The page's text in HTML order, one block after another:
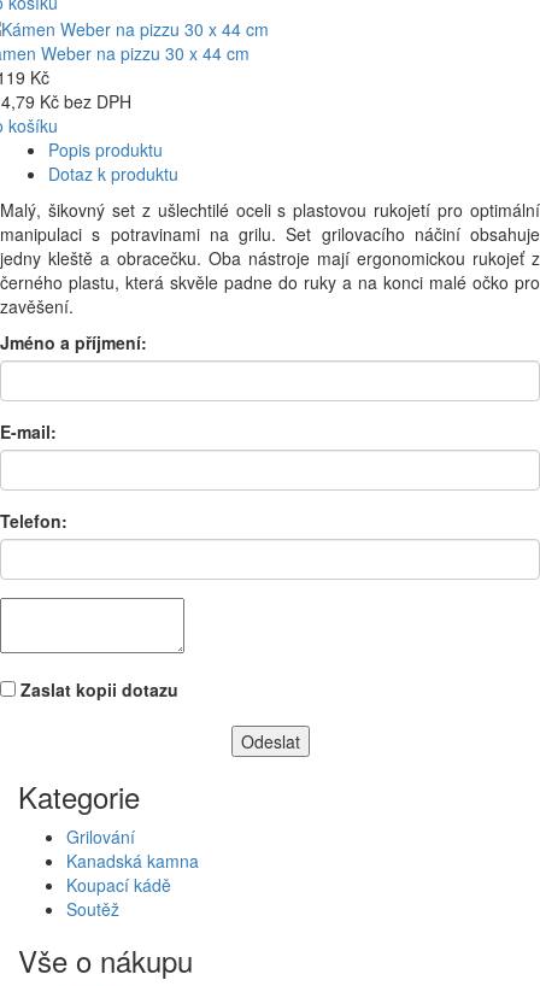
Weber na pizzu 30 x 44 cm
Kč
Kč bez DPH
košíku
Popis produktu
Dotaz k produktu
Malý, šikovný set z ušlechtilé oceli s plastovou rukojetí pro optimální
manipulaci s potravinami na grilu. Set grilovacího náčiní obsahuje
jedny kleště a obracečku. Oba nástroje mají ergonomickou rukojeť z
černého plastu, která skvěle padne do ruky a na konci malé očko pro
zavěšení.
Jméno a příjmení:
E-mail:
Telefon:
Zaslat kopii dotazu
Kategorie
Grilování
Kanadská kamna
Koupací kádě
Soutěž
Vše o nákupu